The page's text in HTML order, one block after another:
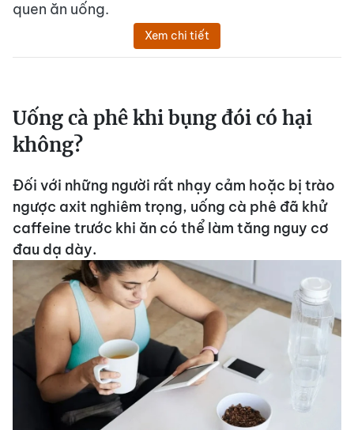
quen ăn uống.
Xem chi tiết
Uống cà phê khi bụng đói có hại
không?
Đối với những người rất nhạy cảm hoặc bị trào
ngược axit nghiêm trọng, uống cà phê đã khử
caffeine trước khi ăn có thể làm tăng nguy cơ
đau dạ dày.